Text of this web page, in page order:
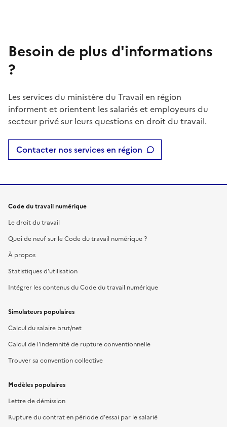
Besoin de plus d'informations
?
Les services du ministère du Travail en région
informent et orientent les salariés et employeurs du
secteur privé sur leurs questions en droit du travail.
Contacter nos services en région
Code du travail numérique
Le droit du travail
Quoi de neuf sur le Code du travail numérique ?
À propos
Statistiques d'utilisation
Intégrer les contenus du Code du travail numérique
Simulateurs populaires
Calcul du salaire brut/net
Calcul de l'indemnité de rupture conventionnelle
Trouver sa convention collective
Modèles populaires
Lettre de démission
Rupture du contrat en période d'essai par le salarié